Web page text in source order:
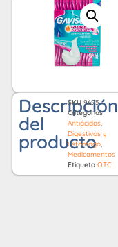
Descripción
del
producto
SKU9695
Categorías
Antiácidos
Digestivos y
Estómago
Medicamentos
Etiqueta OTC